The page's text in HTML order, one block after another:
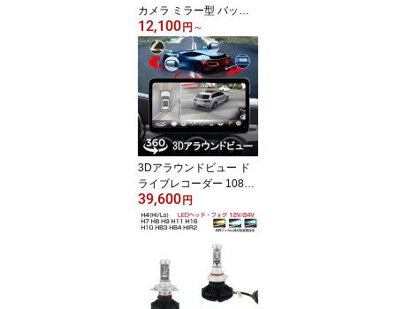
カメラ ミラー型 バック
カメラ あおり運転対策 F
HD 2k 1296P 200万画素
10インチ タッチパネル 1
70度広角 常時録画 WDR
防水 6ヶ月保証
12,100円 ～
3Dアラウンドビュー ド
ライブレコーダー 1080P
360度鳥瞰パノラマ映像
全方向3Dバードビューモ
ニターシステム 空中映像
映像調整シート付 3ヶ月
39,600円